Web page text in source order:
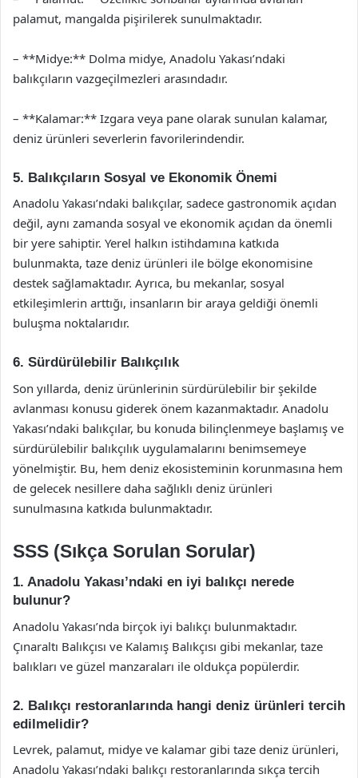
palamut, mangalda pişirilerek sunulmaktadır.
– **Midye:** Dolma midye, Anadolu Yakası’ndaki
balıkçıların vazgeçilmezleri arasındadır.
– **Kalamar:** Izgara veya pane olarak sunulan kalamar,
deniz ürünleri severlerin favorilerindendir.
5. Balıkçıların Sosyal ve Ekonomik Önemi
Anadolu Yakası’ndaki balıkçılar, sadece gastronomik açıdan
değil, aynı zamanda sosyal ve ekonomik açıdan da önemli
bir yere sahiptir. Yerel halkın istihdamına katkıda
bulunmakta, taze deniz ürünleri ile bölge ekonomisine
destek sağlamaktadır. Ayrıca, bu mekanlar, sosyal
etkileşimlerin arttığı, insanların bir araya geldiği önemli
buluşma noktalarıdır.
6. Sürdürülebilir Balıkçılık
Son yıllarda, deniz ürünlerinin sürdürülebilir bir şekilde
avlanması konusu giderek önem kazanmaktadır. Anadolu
Yakası’ndaki balıkçılar, bu konuda bilinçlenmeye başlamış ve
sürdürülebilir balıkçılık uygulamalarını benimsemeye
yönelmiştir. Bu, hem deniz ekosisteminin korunmasına hem
de gelecek nesillere daha sağlıklı deniz ürünleri
sunulmasına katkıda bulunmaktadır.
SSS (Sıkça Sorulan Sorular)
1. Anadolu Yakası’ndaki en iyi balıkçı nerede
bulunur?
Anadolu Yakası’nda birçok iyi balıkçı bulunmaktadır.
Çınaraltı Balıkçısı ve Kalamış Balıkçısı gibi mekanlar, taze
balıkları ve güzel manzaraları ile oldukça popülerdir.
2. Balıkçı restoranlarında hangi deniz ürünleri tercih
edilmelidir?
Levrek, palamut, midye ve kalamar gibi taze deniz ürünleri,
Anadolu Yakası’ndaki balıkçı restoranlarında sıkça tercih